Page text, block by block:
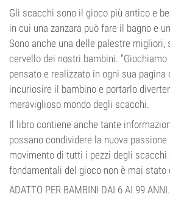
Gli scacchi sono il gioco più antico e
in cui una zanzara può fare il bagno e
Sono anche una delle palestre migliori,
cervello dei nostri bambini.
pensato e realizzato in ogni sua
incuriosire il bambino e portarlo
meraviglioso mondo degli scacchi.
Il libro contiene anche tante
possano condividere la nuova
movimento di tutti i pezzi degli scacchi
fondamentali del gioco non è mai
ADATTO PER BAMBINI DAI 6 AI 99 ANNI.